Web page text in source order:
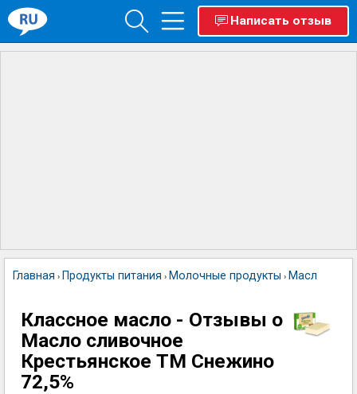
Написать отзыв
Главная › Продукты питания › Молочные продукты › Масло
Классное масло - Отзывы о
Масло сливочное
Крестьянское ТМ Снежино
72,5%